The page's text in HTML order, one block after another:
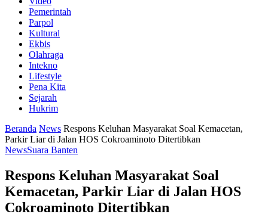
Pemerintah
Parpol
Kultural
Ekbis
Olahraga
Intekno
Lifestyle
Pena Kita
Sejarah
Hukrim
Beranda News Respons Keluhan Masyarakat Soal Kemacetan,
Parkir Liar di Jalan HOS Cokroaminoto Ditertibkan
NewsSuara Banten
Respons Keluhan Masyarakat Soal
Kemacetan, Parkir Liar di Jalan HOS
Cokroaminoto Ditertibkan